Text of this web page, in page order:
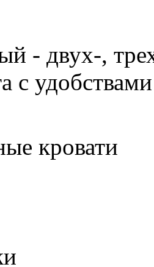
- двух-,
с
кровати